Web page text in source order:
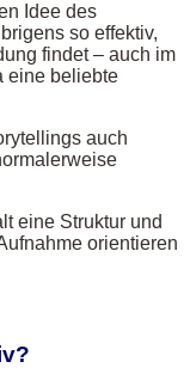
Idee des
so effektiv,
findet – auch im
eine beliebte
auch
eine Struktur und
orientieren